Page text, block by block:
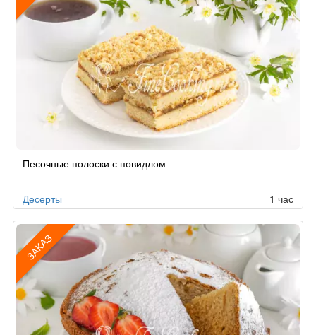
поПесочные полоски с повидлом
Десерты 1 час
ЗАКАЗ